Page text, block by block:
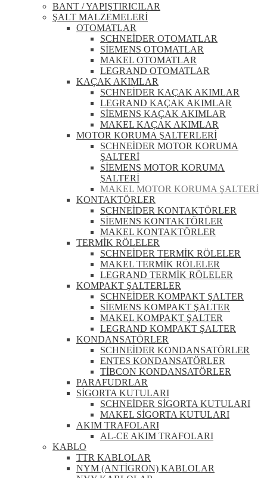
BANT / YAPIŞTIRICILAR
ŞALT MALZEMELERİ
OTOMATLAR
SCHNEİDER OTOMATLAR
SİEMENS OTOMATLAR
MAKEL OTOMATLAR
LEGRAND OTOMATLAR
KAÇAK AKIMLAR
SCHNEİDER KAÇAK AKIMLAR
LEGRAND KAÇAK AKIMLAR
SİEMENS KAÇAK AKIMLAR
MAKEL KAÇAK AKIMLAR
MOTOR KORUMA ŞALTERLERİ
SCHNEİDER MOTOR KORUMA
ŞALTERİ
SİEMENS MOTOR KORUMA
ŞALTERİ
MAKEL MOTOR KORUMA ŞALTERİ
KONTAKTÖRLER
SCHNEİDER KONTAKTÖRLER
SİEMENS KONTAKTÖRLER
MAKEL KONTAKTÖRLER
TERMİK RÖLELER
SCHNEİDER TERMİK RÖLELER
MAKEL TERMİK RÖLELER
LEGRAND TERMİK RÖLELER
KOMPAKT ŞALTERLER
SCHNEİDER KOMPAKT ŞALTER
SİEMENS KOMPAKT ŞALTER
MAKEL KOMPAKT ŞALTER
LEGRAND KOMPAKT ŞALTER
KONDANSATÖRLER
SCHNEİDER KONDANSATÖRLER
ENTES KONDANSATÖRLER
TİBCON KONDANSATÖRLER
PARAFUDRLAR
SİGORTA KUTULARI
SCHNEİDER SİGORTA KUTULARI
MAKEL SİGORTA KUTULARI
AKIM TRAFOLARI
AL-CE AKIM TRAFOLARI
KABLO
TTR KABLOLAR
NYM (ANTİGRON) KABLOLAR